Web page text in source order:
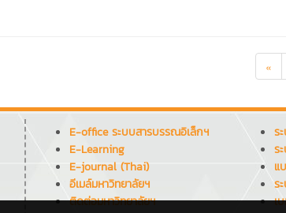
«
E-office ระบบสารบรรณอิเล็กฯ
E-Learning
E-journal (Thai)
อีเมล์มหาวิทยาลัยฯ
ติดต่อมหาวิทยาลัยฯ
ร
ร
แ
ร
เ